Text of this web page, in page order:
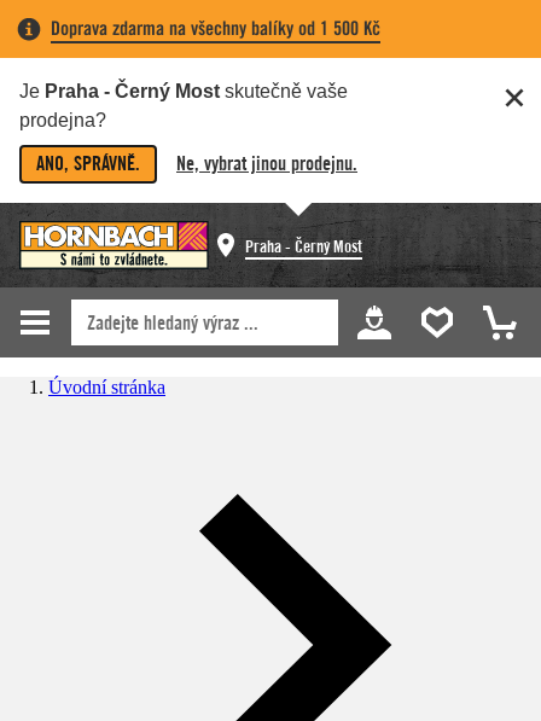
Doprava zdarma na všechny balíky od 1 500 Kč
Je Praha - Černý Most skutečně vaše
prodejna?
ANO, SPRÁVNĚ. Ne, vybrat jinou prodejnu.
Praha - Černý Most
Úvodní stránka